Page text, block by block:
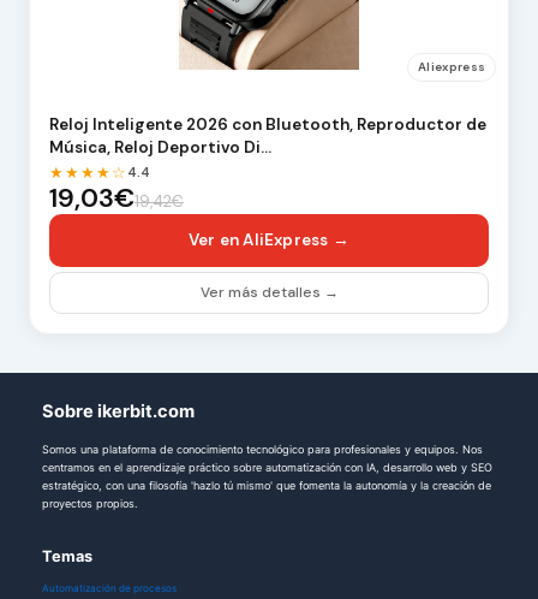
Aliexpress
Reloj Inteligente 2026 con Bluetooth, Reproductor de
Música, Reloj Deportivo Di…
★★★★☆ 4.4
19,03€19,42€
Ver en AliExpress →
Ver más detalles →
Sobre ikerbit.com
Somos una plataforma de conocimiento tecnológico para profesionales y equipos. Nos
centramos en el aprendizaje práctico sobre automatización con IA, desarrollo web y SEO
estratégico, con una filosofía 'hazlo tú mismo' que fomenta la autonomía y la creación de
proyectos propios.
Temas
Automatización de procesos